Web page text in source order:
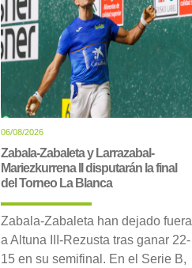
06/08/2026
Zabala-Zabaleta y Larrazabal-
Mariezkurrena II disputarán la final
del Torneo La Blanca
Zabala-Zabaleta han dejado fuera
a Altuna III-Rezusta tras ganar 22-
15 en su semifinal. En el Serie B,